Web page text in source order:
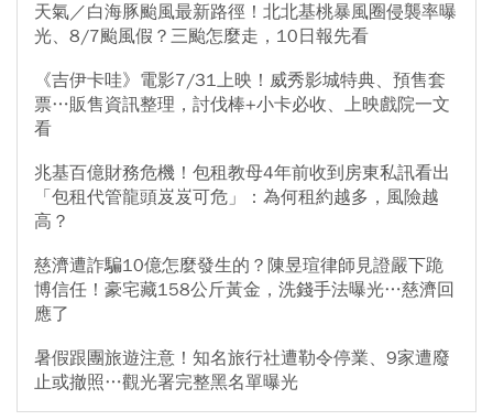
天氣／白海豚颱風最新路徑！北北基桃暴風圈侵襲率曝
光、8/7颱風假？三颱怎麼走，10日報先看
《吉伊卡哇》電影7/31上映！威秀影城特典、預售套
票…販售資訊整理，討伐棒+小卡必收、上映戲院一文
看
兆基百億財務危機！包租教母4年前收到房東私訊看出
「包租代管龍頭岌岌可危」：為何租約越多，風險越
高？
慈濟遭詐騙10億怎麼發生的？陳昱瑄律師見證嚴下跪
博信任！豪宅藏158公斤黃金，洗錢手法曝光…慈濟回
應了
暑假跟團旅遊注意！知名旅行社遭勒令停業、9家遭廢
止或撤照…觀光署完整黑名單曝光